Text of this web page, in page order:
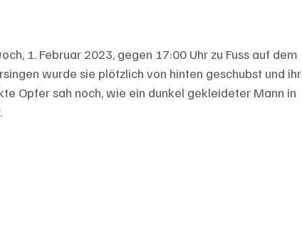
1. Februar 2023, gegen 17:00 Uhr zu Fuss auf dem
wurde sie plötzlich von hinten geschubst und ihr
Opfer sah noch, wie ein dunkel gekleideter Mann in